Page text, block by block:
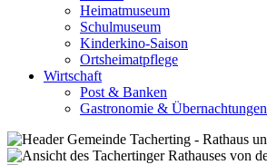
Heimatmuseum
Schulmuseum
Kinderkino-Saison
Ortsheimatpflege
Wirtschaft
Post & Banken
Gastronomie & Übernachtungen